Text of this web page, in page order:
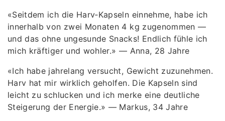
«Seitdem ich die Harv‑Kapseln einnehme, habe ich
innerhalb von zwei Monaten 4 kg zugenommen —
und das ohne ungesunde Snacks! Endlich fühle ich
mich kräftiger und wohler.» — Anna, 28 Jahre
«Ich habe jahrelang versucht, Gewicht zuzunehmen.
Harv hat mir wirklich geholfen. Die Kapseln sind
leicht zu schlucken und ich merke eine deutliche
Steigerung der Energie.» — Markus, 34 Jahre